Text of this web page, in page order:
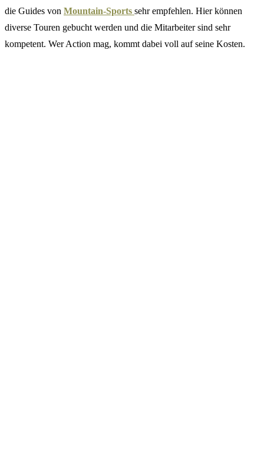
die Guides von Mountain-Sports sehr empfehlen. Hier können
diverse Touren gebucht werden und die Mitarbeiter sind sehr
kompetent. Wer Action mag, kommt dabei voll auf seine Kosten.